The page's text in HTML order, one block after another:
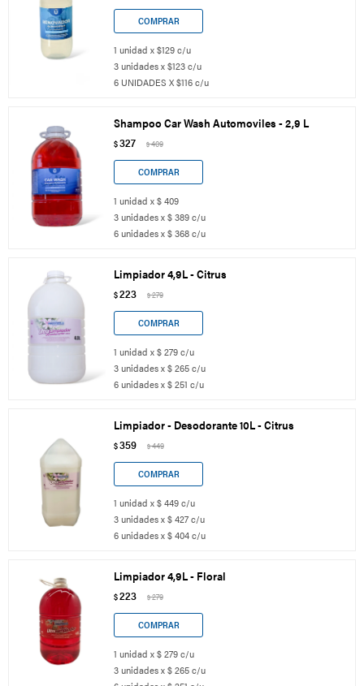
1 unidad x $129 c/u
3 unidades x $123 c/u
6 UNIDADES X $116 c/u
Shampoo Car Wash Automoviles - 2,9 L
$327 $409
1 unidad x $ 409
3 unidades x $ 389 c/u
6 unidades x $ 368 c/u
Limpiador 4,9L - Citrus
$223 $279
1 unidad x $ 279 c/u
3 unidades x $ 265 c/u
6 unidades x $ 251 c/u
Limpiador - Desodorante 10L - Citrus
$359 $449
1 unidad x $ 449 c/u
3 unidades x $ 427 c/u
6 unidades x $ 404 c/u
Limpiador 4,9L - Floral
$223 $279
1 unidad x $ 279 c/u
3 unidades x $ 265 c/u